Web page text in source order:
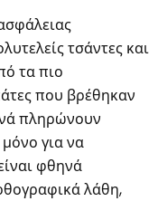
τσάντες και
τα πιο
που βρέθηκαν
πληρώνουν
για να
φθηνά
λάθη,